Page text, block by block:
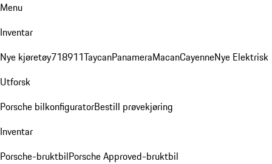
Menu
Inventar
Nye kjøretøy718911TaycanPanameraMacanCayenneNye Elektrisk
Utforsk
Porsche bilkonfiguratorBestill prøvekjøring
Inventar
Porsche-bruktbilPorsche Approved-bruktbil